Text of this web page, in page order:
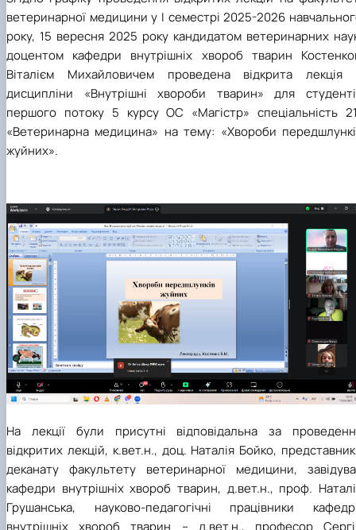
ветеринарної медицини у І семестрі 2025-2026
року, 15 вересня 2025 року кандидатом ветеринарних
доцентом кафедри внутрішніх хвороб тварин
Віталієм Михайловичем проведена відкрита лекція
дисципліни «Внутрішні хвороби тварин» для
першого потоку 5 курсу ОС «Магістр» спеціальність
«Ветеринарна медицина» на тему: «Хвороби
жуйних».
На лекції були присутні відповідальна за
відкритих лекцій, к.вет.н., доц. Наталія Бойко,
деканату факультету ветеринарної медицини,
кафедри внутрішніх хвороб тварин, д.вет.н., проф.
Грушанська, науково-педагогічні працівники
внутрішніх хвороб тварин – д.вет.н., професор